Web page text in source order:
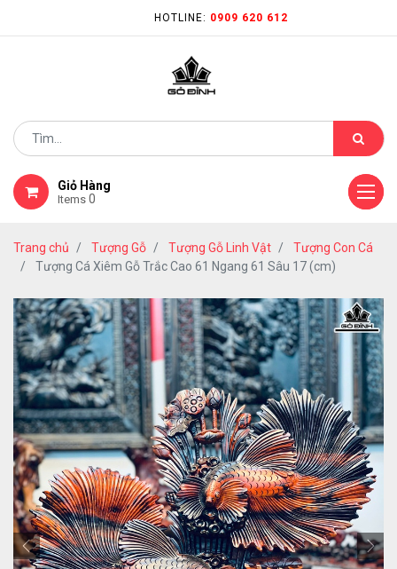
HOTLINE: 0909 620 612
Giỏ Hàng
Items 0
Trang chủ Tượng Gỗ Tượng Gỗ Linh Vật
Tượng Con Cá
Tượng Cá Xiêm Gỗ Trắc Cao 61 Ngang 61 Sâu 17 (cm)